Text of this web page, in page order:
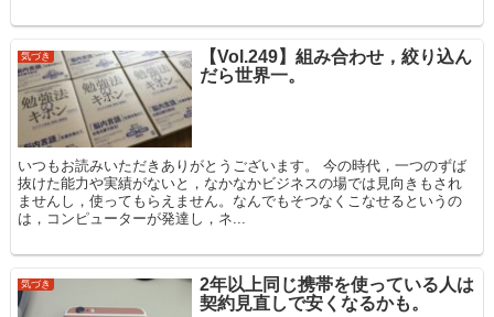
気づき
【Vol.249】組み合わせ，絞り込ん
だら世界一。
いつもお読みいただきありがとうございます。 今の時代，一つのずば
抜けた能力や実績がないと，なかなかビジネスの場では見向きもされ
ませんし，使ってもらえません。なんでもそつなくこなせるというの
は，コンピューターが発達し，ネ...
気づき
2年以上同じ携帯を使っている人は
契約見直しで安くなるかも。